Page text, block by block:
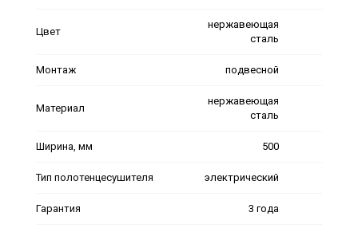
Цвет
нержавеющая
сталь
Монтаж подвесной
Материал
нержавеющая
сталь
Ширина, мм 500
Тип полотенцесушителя электрический
Гарантия 3 года